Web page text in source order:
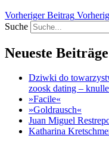
Vorheriger Beitrag
Suche
Neueste Beiträge
Dziwki do
zoosk dating –
»Facile«
»Goldrausch«
Juan Miguel
Katharina